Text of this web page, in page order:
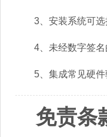
3、安装系统可选
4、未经数字签名
5、集成常见硬件
免责条